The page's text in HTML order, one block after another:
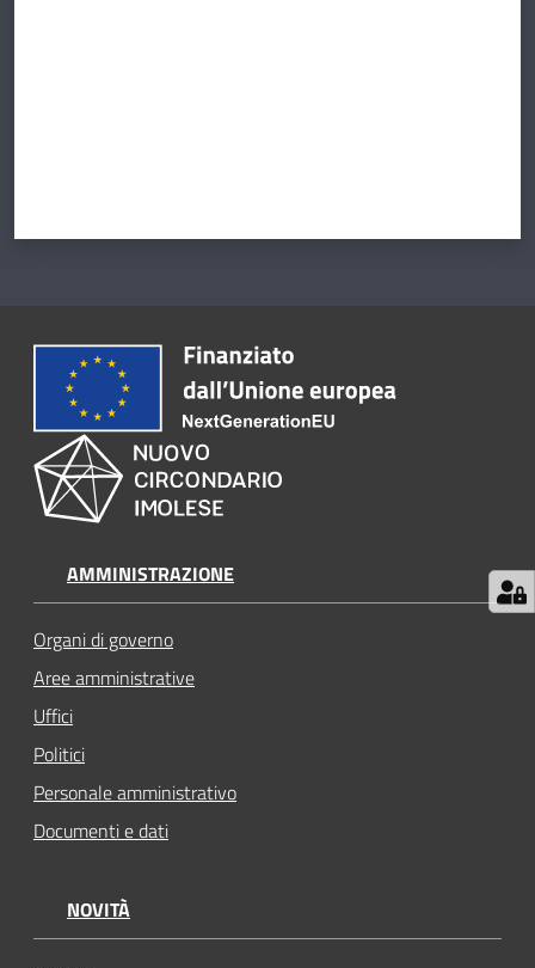
AMMINISTRAZIONE
Organi di governo
Aree amministrative
Uffici
Politici
Personale amministrativo
Documenti e dati
NOVITÀ